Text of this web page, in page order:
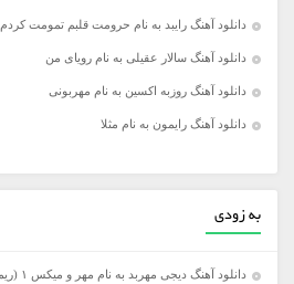
دانلود آهنگ رایبد به نام حرومت قلبم تمومت کردم
دانلود آهنگ سالار عقیلی به نام رویای من
دانلود آهنگ روزبه اکسین به نام مهربونی
دانلود آهنگ رایمون به نام مثلا
به زودی
دانلود آهنگ دیجی مهربد به نام مهر و میکس ۱ (ریمیکس)